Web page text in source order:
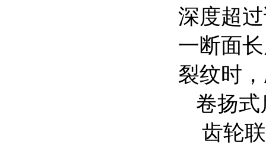
深度超
一断面
裂纹时
卷扬
齿轮